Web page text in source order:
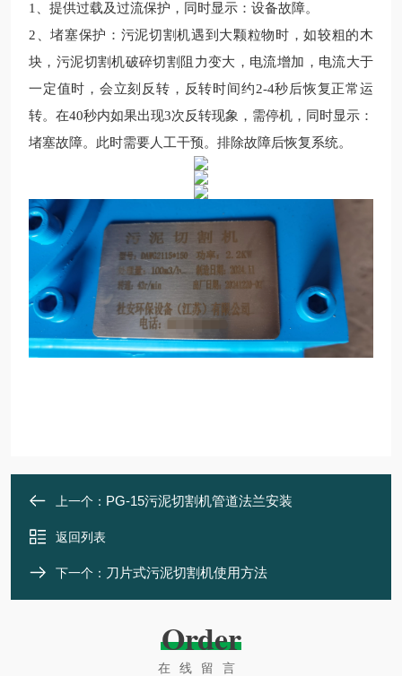
1、提供过载及过流保护，同时显示：设备故障。
2、堵塞保护：污泥切割机遇到大颗粒物时，如较粗的木
块，污泥切割机破碎切割阻力变大，电流增加，电流大于
一定值时，会立刻反转，反转时间约2-4秒后恢复正常运
转。在40秒内如果出现3次反转现象，需停机，同时显示：
堵塞故障。此时需要人工干预。排除故障后恢复系统。
上一个： PG-15污泥切割机管道法兰安装
返回列表
下一个： 刀片式污泥切割机使用方法
Order
在线留言